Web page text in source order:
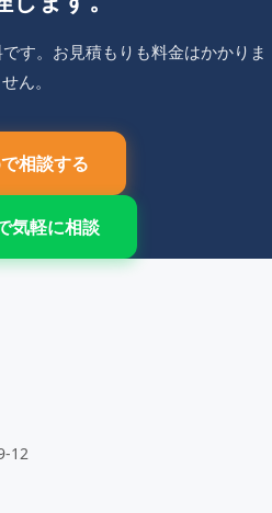
す。お見積もりも料金はかかりま
せん。
相談する
気軽に相談
12